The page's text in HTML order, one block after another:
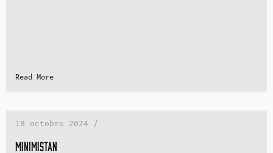
Read More
18 octobre 2024 /
Minimistan